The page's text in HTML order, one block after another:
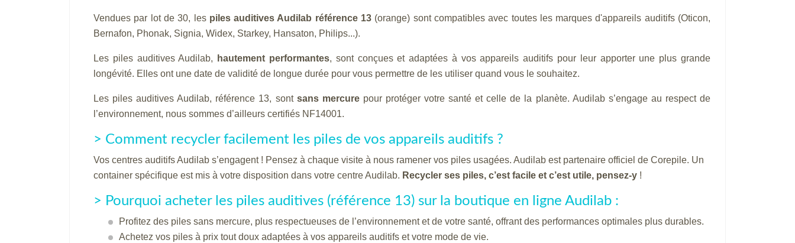
Vendues par lot de 30, les piles auditives Audilab référence 13 (orange) sont compatibles avec toutes les marques d'appareils auditifs (Oticon,
Bernafon, Phonak, Signia, Widex, Starkey, Hansaton, Philips...).
Les piles auditives Audilab, hautement performantes, sont conçues et adaptées à vos appareils auditifs pour leur apporter une plus grande
longévité. Elles ont une date de validité de longue durée pour vous permettre de les utiliser quand vous le souhaitez.
Les piles auditives Audilab, référence 13, sont sans mercurepour protéger votre santé et celle de la planète. Audilab s’engage au respect de
l’environnement, nous sommes d’ailleurs certifiés NF14001.
> Comment recycler facilement les piles de vos appareils auditifs ?
Vos centres auditifs Audilab s’engagent ! Pensez à chaque visite à nous ramener vos piles usagées. Audilab est partenaire officiel de Corepile. Un
container spécifique est mis à votre disposition dans votre centre Audilab. Recycler ses piles, c’est facile et c’est utile, pensez-y !
> Pourquoi acheter les piles auditives (référence 13) sur la boutique en ligne Audilab :
Profitez des piles sans mercure, plus respectueuses de l’environnement et de votre santé, offrant des performances optimales plus durables.
Achetez vos piles à prix tout doux adaptées à vos appareils auditifs et votre mode de vie.